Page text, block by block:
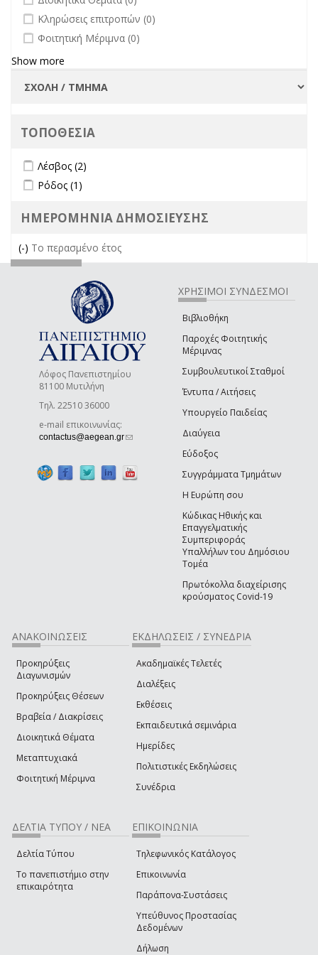
undefined
Κληρώσεις επιτροπών (0)
undefined
Φοιτητική Μέριμνα (0)
Show more
ΤΟΠΟΘΕΣΙΑ
Apply Λέσβος filter
Λέσβος (2)
Apply Ρόδος filter
Ρόδος (1)
ΗΜΕΡΟΜΗΝΙΑ ΔΗΜΟΣΙΕΥΣΗΣ
(-) Remove Το περασμένο έτος filter
Το περασμένο έτος
Λόφος Πανεπιστημίου
81100 Μυτιλήνη
Τηλ. 22510 36000
e-mail επικοινωνίας:
contactus@aegean.gr(link sends e-mail)
ΧΡΗΣΙΜΟΙ ΣΥΝΔΕΣΜΟΙ
Βιβλιοθήκη
Παροχές Φοιτητικής
Μέριμνας
Συμβουλευτικοί Σταθμοί
Έντυπα / Αιτήσεις
Υπουργείο Παιδείας
Διαύγεια
Εύδοξος
Συγγράμματα Τμημάτων
Η Ευρώπη σου
Κώδικας Ηθικής και
Επαγγελματικής
Συμπεριφοράς
Υπαλλήλων του Δημόσιου
Τομέα
Πρωτόκολλα διαχείρισης
κρούσματος Covid-19
ΑΝΑΚΟΙΝΩΣΕΙΣ
Προκηρύξεις
Διαγωνισμών
Προκηρύξεις Θέσεων
Βραβεία / Διακρίσεις
Διοικητικά Θέματα
Μεταπτυχιακά
Φοιτητική Μέριμνα
ΕΚΔΗΛΩΣΕΙΣ / ΣΥΝΕΔΡΙΑ
Ακαδημαϊκές Τελετές
Διαλέξεις
Εκθέσεις
Εκπαιδευτικά σεμινάρια
Ημερίδες
Πολιτιστικές Εκδηλώσεις
Συνέδρια
ΔΕΛΤΙΑ ΤΥΠΟΥ / ΝΕΑ
Δελτία Τύπου
Το πανεπιστήμιο στην
επικαιρότητα
ΕΠΙΚΟΙΝΩΝΙΑ
Τηλεφωνικός Κατάλογος
Επικοινωνία
Παράπονα-Συστάσεις
Υπεύθυνος Προστασίας
Δεδομένων
Δήλωση